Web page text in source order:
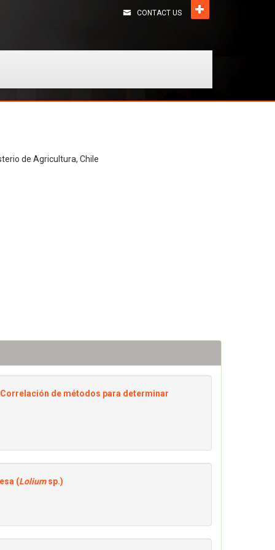
CONTACT US
de Agricultura, Chile
de métodos para determinar
(Loliumsp.)